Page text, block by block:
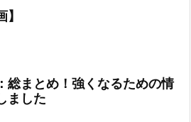
まとめ！強くなるための情
ました